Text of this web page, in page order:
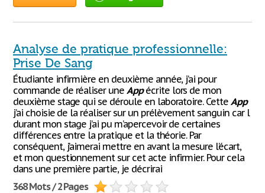
Analyse de pratique professionnelle:
Prise De Sang
Étudiante infirmière en deuxième année, j’ai pour
commande de réaliser uneAppécrite lors de mon
deuxième stage qui se déroule en laboratoire. Cette App
j’ai choisie de la réaliser sur un prélèvement sanguin car l
durant mon stage j’ai pu m’apercevoir de certaines
différences entre la pratique et la théorie. Par
conséquent, j’aimerai mettre en avant la mesure l’écart,
et mon questionnement sur cet acte infirmier. Pour cela
dans une première partie, je décrirai
368 Mots / 2 Pages